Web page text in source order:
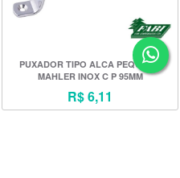
PUXADOR TIPO ALCA PEQUENO
MAHLER INOX C P 95MM
R$ 6,11